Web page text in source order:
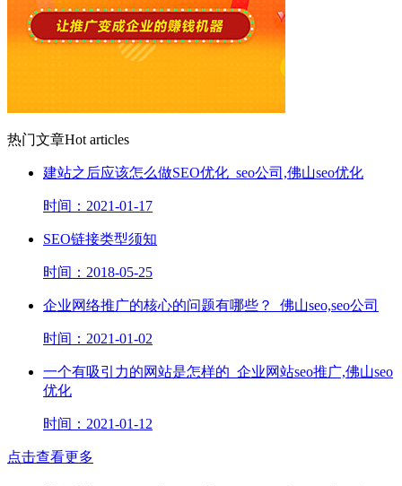
热门文章Hot articles
建站之后应该怎么做SEO优化_seo公司,佛山seo优化
时间：2021-01-17
SEO链接类型须知
时间：2018-05-25
企业网络推广的核心的问题有哪些？_佛山seo,seo公司
时间：2021-01-02
一个有吸引力的网站是怎样的_企业网站seo推广,佛山seo
优化
时间：2021-01-12
点击查看更多